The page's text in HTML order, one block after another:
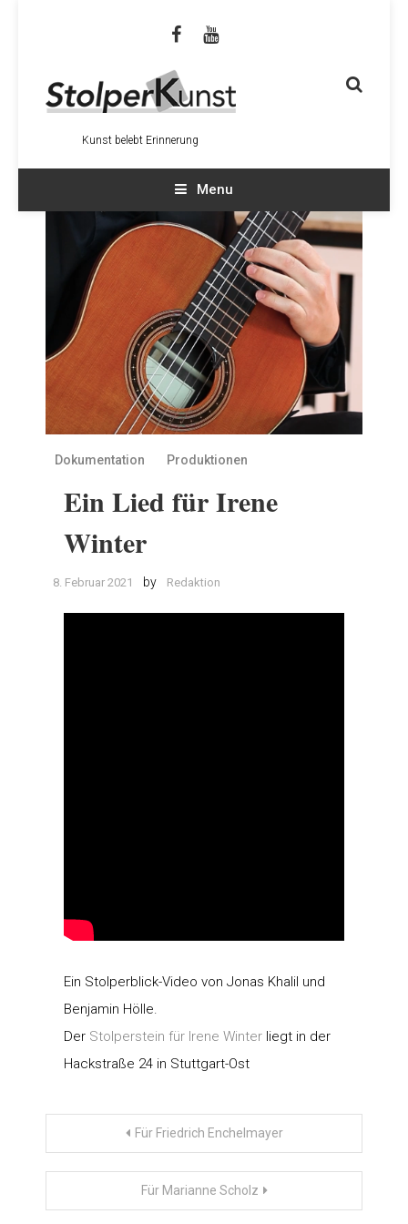
Kunst belebt Erinnerung
Menu
Dokumentation Produktionen
Ein Lied für Irene
Winter
8. Februar 2021 by Redaktion
Ein Stolperblick-Video von Jonas Khalil und
Benjamin Hölle.
Der Stolperstein für Irene Winter liegt in der
Hackstraße 24 in Stuttgart-Ost
Beitragsnavigation
Für Friedrich Enchelmayer
Für Marianne Scholz